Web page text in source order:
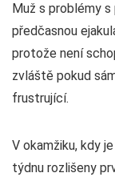
Muž s problémy
předčasnou
protože není
zvláště pokud
frustrující.
V okamžiku, kdy
týdnu rozlišeny